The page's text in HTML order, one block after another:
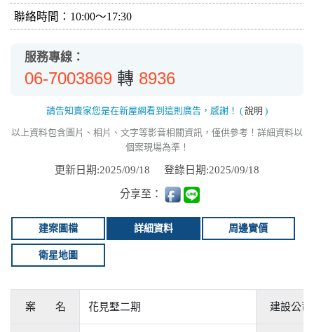
聯絡時間：10:00～17:30
服務專線：
06-7003869 轉 8936
請告知賣家您是在新屋網看到這則廣告，感謝！ ( 說明 )
以上資料包含圖片、相片、文字等影音相關資訊，僅供參考！詳細資料以
個案現場為準！
更新日期:2025/09/18 登錄日期:2025/09/18
分享至：
建案圖檔 詳細資料 周邊實價
衛星地圖
案 名 花見墅二期 建設公司